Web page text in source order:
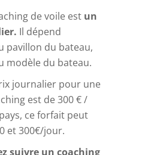
de voile est un
Il dépend
pavillon du bateau,
modèle du bateau.
journalier pour une
est de 300 € /
ce forfait peut
et 300€/jour.
suivre un coaching